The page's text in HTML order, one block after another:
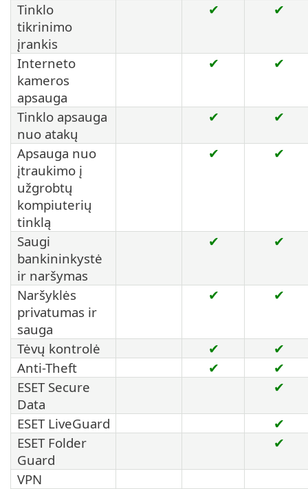
Tinklo
tikrinimo
įrankis
✔ ✔
Interneto
kameros
apsauga
✔ ✔
Tinklo apsauga
nuo atakų
✔ ✔
Apsauga nuo
įtraukimo į
užgrobtų
kompiuterių
tinklą
✔ ✔
Saugi
bankininkystė
ir naršymas
✔ ✔
Naršyklės
privatumas ir
sauga
✔ ✔
Tėvų kontrolė ✔
✔
Anti-Theft
✔
✔
ESET Secure
Data
✔
ESET LiveGuard
✔
ESET Folder
Guard
✔
VPN